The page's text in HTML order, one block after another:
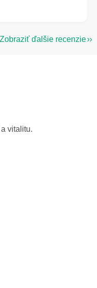
z 5 hviezdičiek.
Zobraziť ďalšie recenzie
vitalitu.